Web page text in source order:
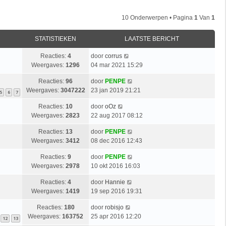
10 Onderwerpen • Pagina 1 Van 1
STATISTIEKEN LAATSTE BERICHT
Reacties: 4
Weergaves: 1296
door corrus
04 mar 2021 15:29
5 6 7
Reacties: 96
Weergaves: 3047222
door PENPE
23 jan 2019 21:21
Reacties: 10
Weergaves: 2823
door oOz
22 aug 2017 08:12
Reacties: 13
Weergaves: 3412
door PENPE
08 dec 2016 12:43
Reacties: 9
Weergaves: 2978
door PENPE
10 okt 2016 16:03
Reacties: 4
Weergaves: 1419
door Hannie
19 sep 2016 19:31
12 13
Reacties: 180
Weergaves: 163752
door robisjo
25 apr 2016 12:20